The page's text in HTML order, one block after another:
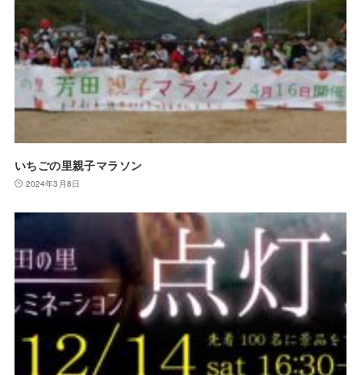
いちごの里親子マラソン
2024年3月8日